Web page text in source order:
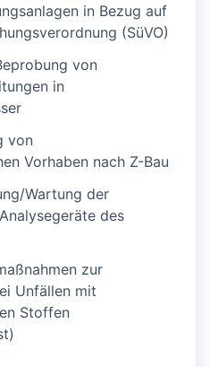
in Bezug auf
(SüVO)
von
in
von
Vorhaben nach Z-Bau
Wartung der
des
zur
Unfällen mit
Stoffen